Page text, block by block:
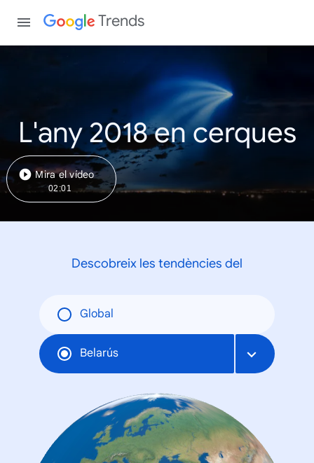
Trends
L'any 2018 en cerques
Mira el vídeo
02:01
Descobreix les tendències del
Global
Belarús